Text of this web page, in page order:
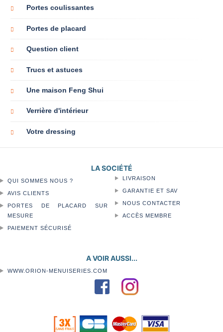
Portes coulissantes
Portes de placard
Question client
Trucs et astuces
Une maison Feng Shui
Verrière d'intérieur
Votre dressing
LA SOCIÉTÉ
QUI SOMMES NOUS ?
AVIS CLIENTS
PORTES DE PLACARD SUR
MESURE
PAIEMENT SÉCURISÉ
LIVRAISON
GARANTIE ET SAV
NOUS CONTACTER
ACCÈS MEMBRE
A VOIR AUSSI...
WWW.ORION-MENUISERIES.COM